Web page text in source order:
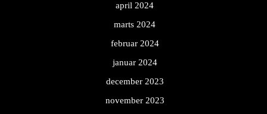
april 2024
marts 2024
februar 2024
januar 2024
december 2023
november 2023